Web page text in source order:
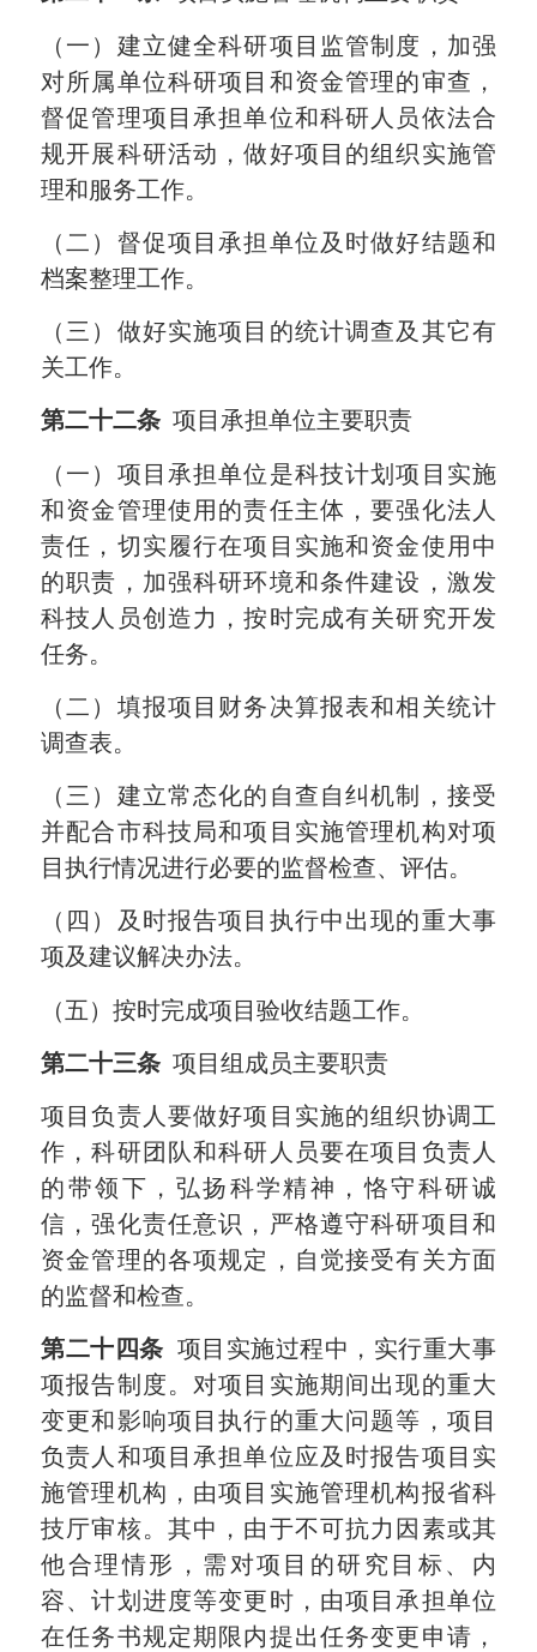
（一）建立健全科研项目监管制度，加强
对所属单位科研项目和资金管理的审查，
督促管理项目承担单位和科研人员依法合
规开展科研活动，做好项目的组织实施管
理和服务工作。
（二）督促项目承担单位及时做好结题和
档案整理工作。
（三）做好实施项目的统计调查及其它有
关工作。
第二十二条 项目承担单位主要职责
（一）项目承担单位是科技计划项目实施
和资金管理使用的责任主体，要强化法人
责任，切实履行在项目实施和资金使用中
的职责，加强科研环境和条件建设，激发
科技人员创造力，按时完成有关研究开发
任务。
（二）填报项目财务决算报表和相关统计
调查表。
（三）建立常态化的自查自纠机制，接受
并配合市科技局和项目实施管理机构对项
目执行情况进行必要的监督检查、评估。
（四）及时报告项目执行中出现的重大事
项及建议解决办法。
（五）按时完成项目验收结题工作。
第二十三条 项目组成员主要职责
项目负责人要做好项目实施的组织协调工
作，科研团队和科研人员要在项目负责人
的带领下，弘扬科学精神，恪守科研诚
信，强化责任意识，严格遵守科研项目和
资金管理的各项规定，自觉接受有关方面
的监督和检查。
第二十四条 项目实施过程中，实行重大事
项报告制度。对项目实施期间出现的重大
变更和影响项目执行的重大问题等，项目
负责人和项目承担单位应及时报告项目实
施管理机构，由项目实施管理机构报省科
技厅审核。其中，由于不可抗力因素或其
他合理情形，需对项目的研究目标、内
容、计划进度等变更时，由项目承担单位
在任务书规定期限内提出任务变更申请，